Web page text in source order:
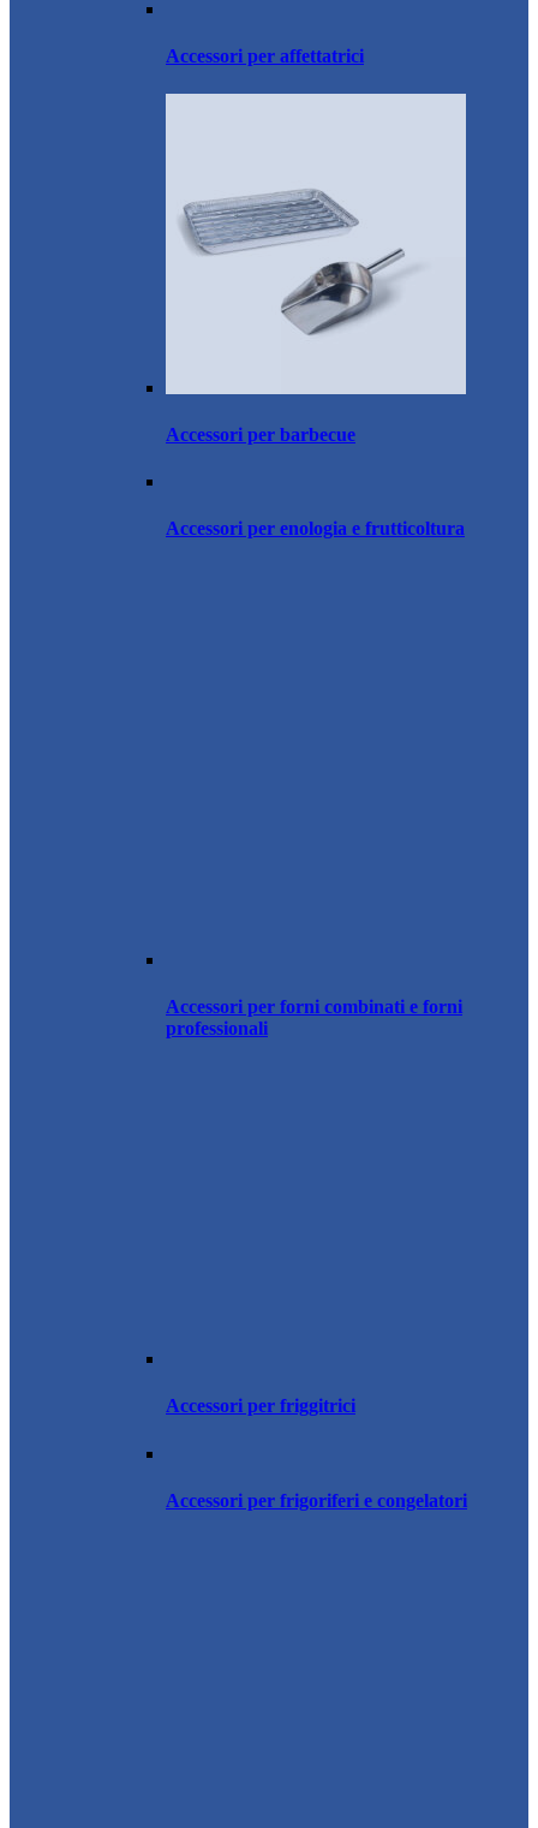
Accessori per affettatrici
Accessori per barbecue
Accessori per enologia e frutticoltura
Accessori per forni combinati e forni
professionali
Accessori per friggitrici
Accessori per frigoriferi e congelatori